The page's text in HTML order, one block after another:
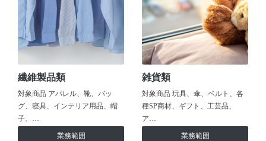
繊維製品類
対象商品 アパレル、靴、バッ
グ、寝具、インテリア用品、帽
子、…
業務範囲
雑貨類
対象商品 玩具、傘、ベルト、各
種SP商材、ギフト、工芸品、
ア…
業務範囲